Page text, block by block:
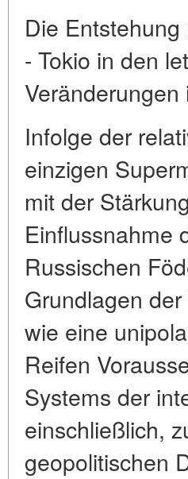
Die
- Tokio in den
Infolge der
einzigen
mit der
Einflussnahme
Russischen
Grundlagen
wie eine
Reifen
Systems der
einschließlich,
geopolitischen